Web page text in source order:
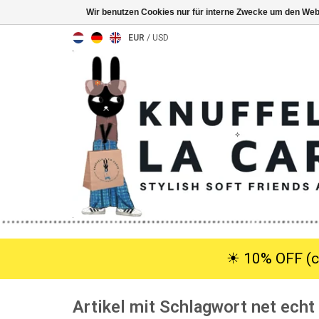
EUR / USD
☀︎ 10% OFF
Artikel mit Schlagwort net echt
Wir benutzen Cookies nur für interne Zwecke um den